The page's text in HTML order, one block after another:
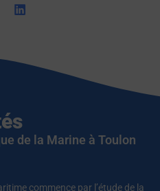
de la Marine à Toulon
commence par l’étude de la